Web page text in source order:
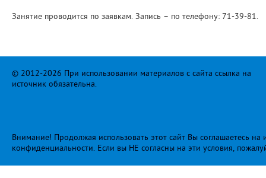
Занятие проводится по заявкам. Запись – по телефону: 71-39-81.
© 2012-2026 При использовании материалов с сайта ссылка на
источник обязательна.
Внимание! Продолжая использовать этот сайт Вы соглашаетесь
конфиденциальности. Если вы НЕ согласны на эти условия,